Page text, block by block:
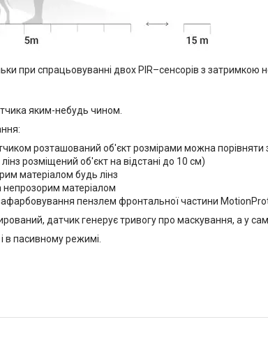
при спрацьовуванні двох PIR–сенсорів з затримкою
яким-небудь чином.
розташований об'єкт розмірами можна порівняти
розміщений об'єкт на відстані до 10 см)
матеріалом будь лінз
матеріалом
пензлем фронтальної частини
датчик генерує тривогу про маскування, а у
в пасивному режимі.